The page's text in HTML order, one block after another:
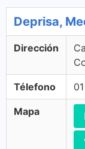
Deprisa,
Dirección
Télefono
Mapa